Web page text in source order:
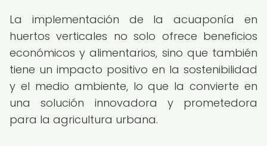
La implementación de la acuaponía en
huertos verticales no solo ofrece beneficios
económicos y alimentarios, sino que también
tiene un impacto positivo en la sostenibilidad
y el medio ambiente, lo que la convierte en
una solución innovadora y prometedora
para la agricultura urbana.